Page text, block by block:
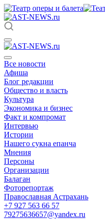
Все новости
Афиша
Блог редакции
Общество и власть
Культура
Экономика и бизнес
Факт и компромат
Интервью
Истории
Нашего сукна епанча
Мнения
Персоны
Организации
Балаган
Фоторепортаж
Православная Астрахань
+7 927 563 66 57
79275636657@yandex.ru